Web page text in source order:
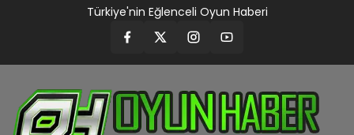
Türkiye'nin Eğlenceli Oyun Haberi